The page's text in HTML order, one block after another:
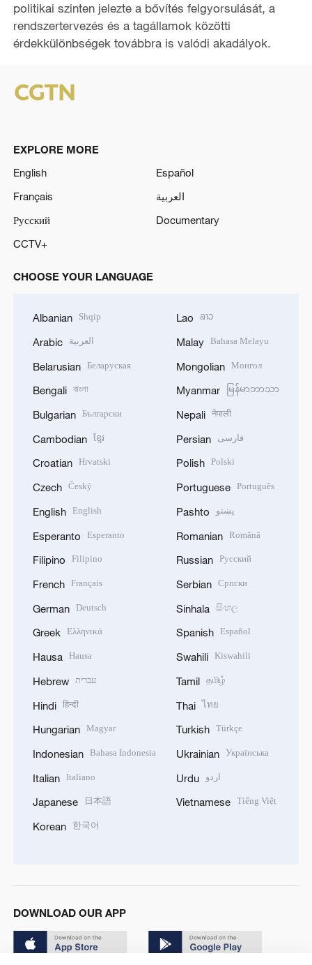
politikai szinten jelezte a bővítés felgyorsulását, a
rendszertervezés és a tagállamok közötti
érdekkülönbségek továbbra is valódi akadályok.
EXPLORE MORE
English
Español
Français
العربية
Русский
Documentary
CCTV+
CHOOSE YOUR LANGUAGE
Albanian Shqip
Arabic العربية
Belarusian Беларуская
Bengali বাংলা
Bulgarian Български
Cambodian ខ្មែរ
Croatian Hrvatski
Czech Český
English English
Esperanto Esperanto
Filipino Filipino
French Français
German Deutsch
Greek Ελληνικά
Hausa Hausa
Hebrew עברית
Hindi हिन्दी
Hungarian Magyar
Indonesian Bahasa Indonesia
Italian Italiano
Japanese 日本語
Korean 한국어
Lao ລາວ
Malay Bahasa Melayu
Mongolian Монгол
Myanmar မြန်မာဘာသာ
Nepali नेपाली
Persian فارسی
Polish Polski
Portuguese Português
Pashto پښتو
Romanian Română
Russian Русский
Serbian Српски
Sinhala සිංහල
Spanish Español
Swahili Kiswahili
Tamil தமிழ்
Thai ไทย
Turkish Türkçe
Ukrainian Українська
Urdu اردو
Vietnamese Tiếng Việt
DOWNLOAD OUR APP